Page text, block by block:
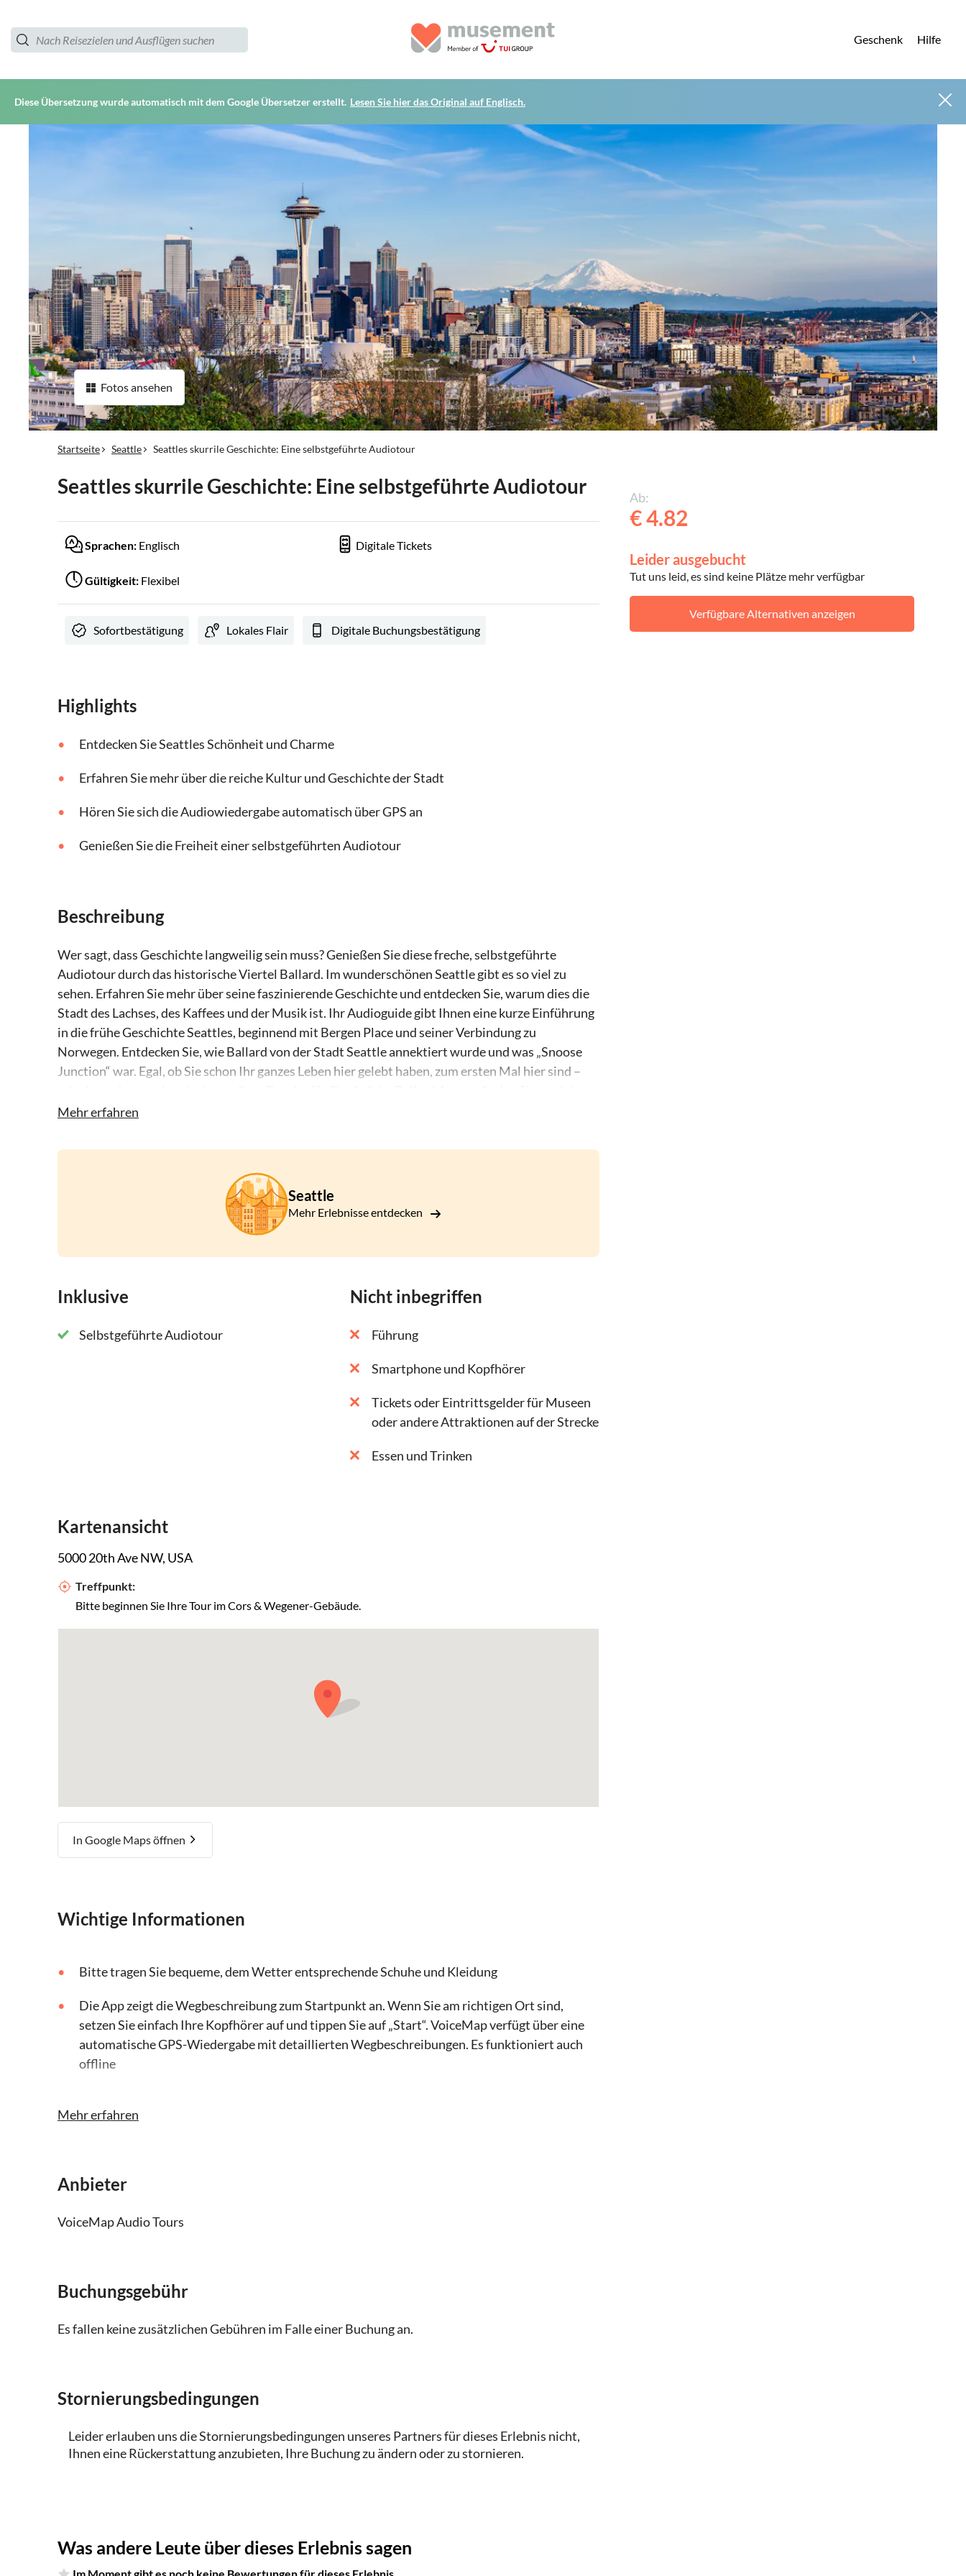
Geschenk Hilfe
Diese Übersetzung wurde automatisch mit dem Google Übersetzer erstellt. Lesen Sie hier das Original auf Englisch.
Fotos ansehen
Startseite Seattle Seattles skurrile Geschichte: Eine selbstgeführte Audiotour
Seattles skurrile Geschichte: Eine selbstgeführte Audiotour
Sprachen: Englisch Digitale Tickets
Gültigkeit: Flexibel
Sofortbestätigung Lokales Flair Digitale Buchungsbestätigung
Highlights
Entdecken Sie Seattles Schönheit und Charme
Erfahren Sie mehr über die reiche Kultur und Geschichte der Stadt
Hören Sie sich die Audiowiedergabe automatisch über GPS an
Genießen Sie die Freiheit einer selbstgeführten Audiotour
Beschreibung
Wer sagt, dass Geschichte langweilig sein muss? Genießen Sie diese freche, selbstgeführte
Audiotour durch das historische Viertel Ballard. Im wunderschönen Seattle gibt es so viel zu
sehen. Erfahren Sie mehr über seine faszinierende Geschichte und entdecken Sie, warum dies die
Stadt des Lachses, des Kaffees und der Musik ist. Ihr Audioguide gibt Ihnen eine kurze Einführung
in die frühe Geschichte Seattles, beginnend mit Bergen Place und seiner Verbindung zu
Norwegen. Entdecken Sie, wie Ballard von der Stadt Seattle annektiert wurde und was „Snoose
Junction“ war. Egal, ob Sie schon Ihr ganzes Leben hier gelebt haben, zum ersten Mal hier sind –
über die Geschichte dieser schrulligen Boomtown aus dem 19. Jahrhundert. Es ist ein
Sie uns gemeinsam einen Spaziergang machen.
Mehr erfahren
Seattle
Mehr Erlebnisse entdecken
Inklusive
Selbstgeführte Audiotour
Nicht inbegriffen
Führung
Smartphone und Kopfhörer
Tickets oder Eintrittsgelder für Museen
oder andere Attraktionen auf der Strecke
Essen und Trinken
Kartenansicht
5000 20th Ave NW, USA
Treffpunkt:
Bitte beginnen Sie Ihre Tour im Cors & Wegener-Gebäude.
In Google Maps öffnen
Wichtige Informationen
Bitte tragen Sie bequeme, dem Wetter entsprechende Schuhe und Kleidung
Die App zeigt die Wegbeschreibung zum Startpunkt an. Wenn Sie am richtigen Ort sind,
setzen Sie einfach Ihre Kopfhörer auf und tippen Sie auf „Start“. VoiceMap verfügt über eine
automatische GPS-Wiedergabe mit detaillierten Wegbeschreibungen. Es funktioniert auch
offline
AGB des Anwendungsanbieters und des App Stores, in dem sie angeboten wird.
Vergessen Sie Ihre Kamera nicht!
Sie können diese selbstgeführte Tour an jedem beliebigen Tag und zu jeder für Sie passenden
Zeit durchführen.
Mehr erfahren
Anbieter
VoiceMap Audio Tours
Buchungsgebühr
Es fallen keine zusätzlichen Gebühren im Falle einer Buchung an.
Stornierungsbedingungen
Leider erlauben uns die Stornierungsbedingungen unseres Partners für dieses Erlebnis nicht,
Ihnen eine Rückerstattung anzubieten, Ihre Buchung zu ändern oder zu stornieren.
Ab:
€ 4.82
Leider ausgebucht
Tut uns leid, es sind keine Plätze mehr verfügbar
Verfügbare Alternativen anzeigen
Was andere Leute über dieses Erlebnis sagen